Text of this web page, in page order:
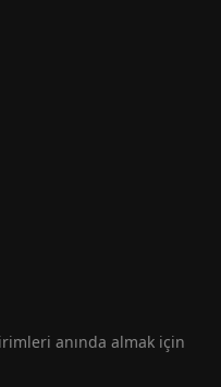
anında almak için